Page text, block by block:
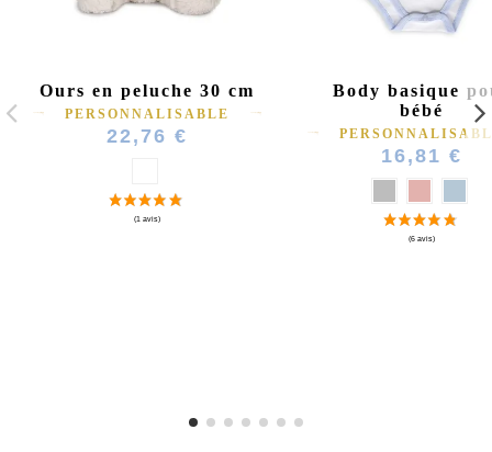
Ours en peluche 30 cm
PERSONNALISABLE
22,76 €
Body basique
bébé
16,81 €